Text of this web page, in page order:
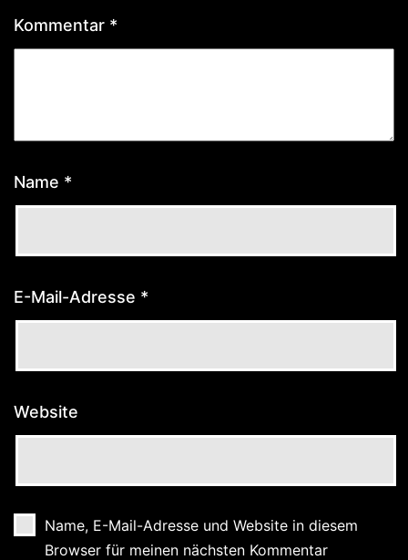
Kommentar *
Name *
E-Mail-Adresse *
Website
Name, E-Mail-Adresse und Website in diesem
Browser für meinen nächsten Kommentar